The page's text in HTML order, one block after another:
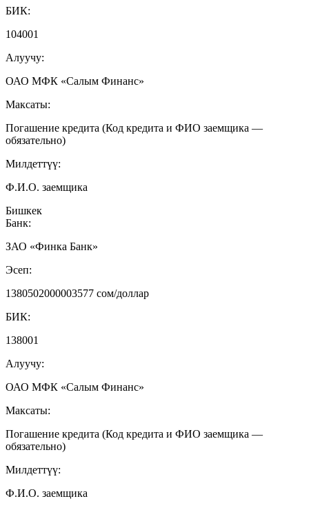
БИК:
104001
Алуучу:
ОАО МФК «Салым Финанс»
Максаты:
Погашение кредита (Код кредита и ФИО заемщика —
обязательно)
Милдеттүү:
Ф.И.О. заемщика
Бишкек
Банк:
ЗАО «Финка Банк»
Эсеп:
1380502000003577 сом/доллар
БИК:
138001
Алуучу:
ОАО МФК «Салым Финанс»
Максаты:
Погашение кредита (Код кредита и ФИО заемщика —
обязательно)
Милдеттүү:
Ф.И.О. заемщика